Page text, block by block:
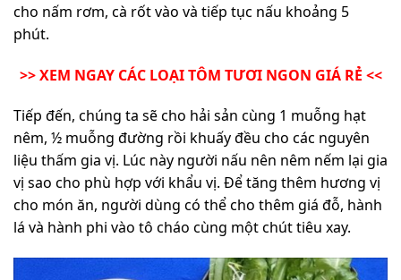
cho nấm rơm, cà rốt vào và tiếp tục nấu khoảng 5
phút.
>> XEM NGAY CÁC LOẠI TÔM TƯƠI NGON GIÁ RẺ <<
Tiếp đến, chúng ta sẽ cho hải sản cùng 1 muỗng hạt
nêm, ½ muỗng đường rồi khuấy đều cho các nguyên
liệu thấm gia vị. Lúc này người nấu nên nêm nếm lại gia
vị sao cho phù hợp với khẩu vị. Để tăng thêm hương vị
cho món ăn, người dùng có thể cho thêm giá đỗ, hành
lá và hành phi vào tô cháo cùng một chút tiêu xay.